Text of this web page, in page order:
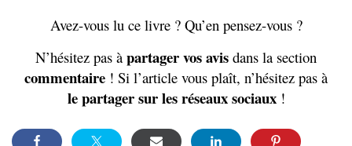
Avez-vous lu ce livre ? Qu’en pensez-vous ?
N’hésitez pas à partager vos avis dans la section
commentaire ! Si l’article vous plaît, n’hésitez pas à
le partager sur les réseaux sociaux!